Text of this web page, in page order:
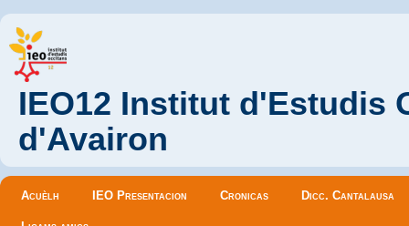
IEO12 Institut d'Estudis
d'Avairon
Menu principal
Acuèlh IEO Presentacion Cronicas Dicc. Cantalausa